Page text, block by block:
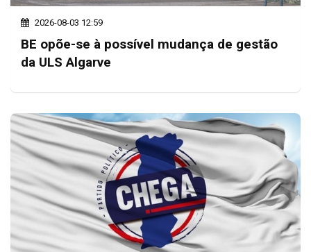
2026-08-03 12:59
BE opõe-se à possível mudança de gestão
da ULS Algarve